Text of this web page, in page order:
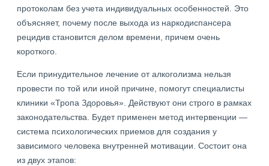
протоколам без учета индивидуальных особенностей. Это
объясняет, почему после выхода из наркодиспансера
рецидив становится делом времени, причем очень
короткого.
Если принудительное лечение от алкоголизма нельзя
провести по той или иной причине, помогут специалисты
клиники «Тропа Здоровья». Действуют они строго в рамках
законодательства. Будет применен метод интервенции —
система психологических приемов для создания у
зависимого человека внутренней мотивации. Состоит она
из двух этапов: